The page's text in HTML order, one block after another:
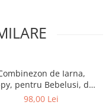
de Iarna,
pentru Bebelusi, din
Bumbac, cu Urechi,
98,00 Lei